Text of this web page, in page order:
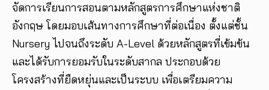
จัดการเรียนการสอนตามหลักสูตรการศึกษาแห่งชาติ
อังกฤษ โดยมอบเส้นทางการศึกษาที่ต่อเนื่อง ตั้งแต่ชั้น
Nursery ไปจนถึงระดับ A-Level ด้วยหลักสูตรที่เข้มข้น
และได้รับการยอมรับในระดับสากล ประกอบด้วย
โครงสร้างที่ยืดหยุ่นและเป็นระบบ เพื่อเตรียมความ